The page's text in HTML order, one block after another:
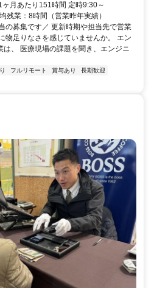
月あたり151時間 定時9:30～
業：8時間（営業昨年実績）
の募集です／ 更新時期や担当先で営業
物足りなさを感じていませんか。 エン
は、 医療現場の課題を聞き、エンジニ
フルリモート 賞与あり
長期歓迎